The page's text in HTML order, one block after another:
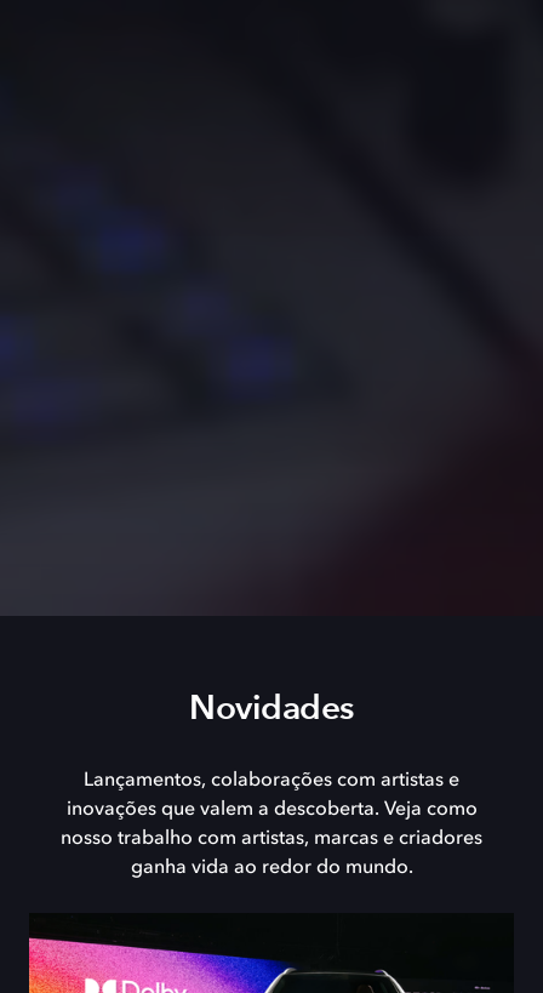
Novidades
Lançamentos, colaborações com artistas e
inovações que valem a descoberta. Veja como
nosso trabalho com artistas, marcas e criadores
ganha vida ao redor do mundo.